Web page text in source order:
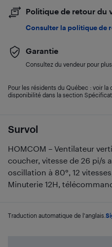
Survol
HOMCOM – Ventilateur
coucher, vitesse de 26 pi/s
oscillation à 80°, 12
Minuterie 12H,
Traduction automatique de l'anglais.
Politique de retour du
Consulter la politique de
Garantie
Consultez du vendeur pour plus
Pour les résidents du Québec : voir la
disponibilité dans la section